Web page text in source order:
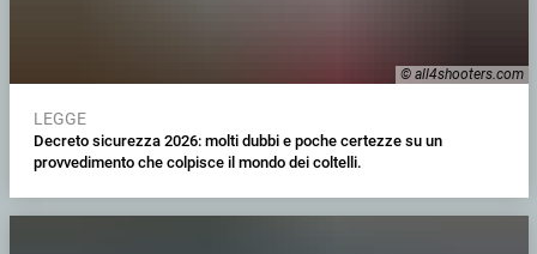
© all4shooters.com
LEGGE
Decreto sicurezza 2026: molti dubbi e poche certezze su un
provvedimento che colpisce il mondo dei coltelli.